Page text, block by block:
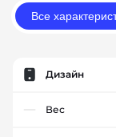
Все
Дизайн
Вес